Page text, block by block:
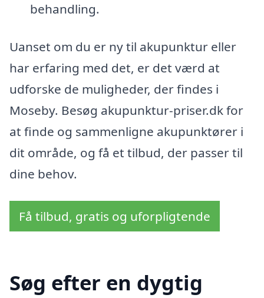
behandling.
Uanset om du er ny til akupunktur eller
har erfaring med det, er det værd at
udforske de muligheder, der findes i
Moseby. Besøg akupunktur-priser.dk for
at finde og sammenligne akupunktører i
dit område, og få et tilbud, der passer til
dine behov.
Få tilbud, gratis og uforpligtende
Søg efter en dygtig